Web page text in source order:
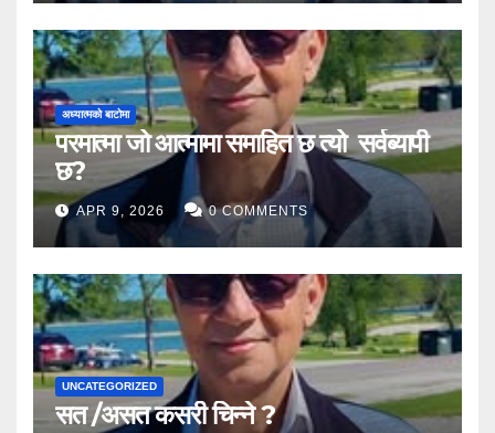
अध्यात्मको बाटोमा
परमात्मा जो आत्मामा समाहित छ त्यो सर्वब्यापी
छ?
APR 9, 2026 0 COMMENTS
UNCATEGORIZED
सत /असत कसरी चिन्ने ?